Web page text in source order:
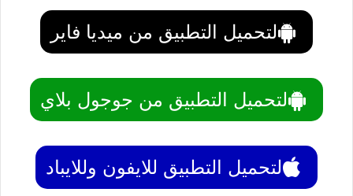
لتحميل التطبيق من ميديا فاير
لتحميل التطبيق من جوجول بلاي
لتحميل التطبيق للايفون وللايباد